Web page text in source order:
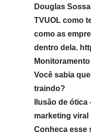
Douglas
TVUOL como
como as
dentro dela.
Você sabia
traindo?
Ilusão de
marketing viral
Conheça esse